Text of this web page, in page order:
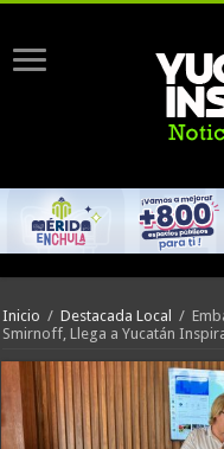
Inicio / Destacada Local /
Smirnoff, Llega a Yucatán